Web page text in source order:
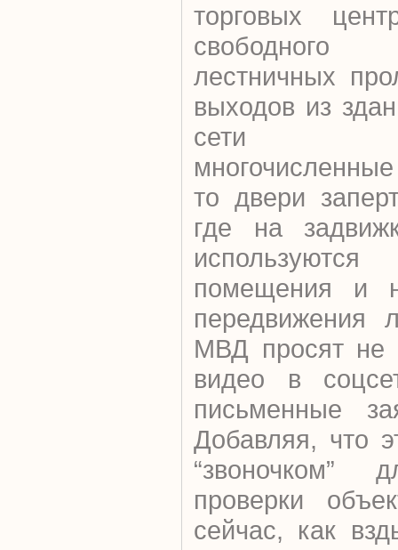
торговых
свободного
лестничных
выходов из
сети
то двери
где на
помещения и
передвижения
МВД просят не
видео в
письменные
Добавляя, что
“звоночком”
проверки
сейчас, как